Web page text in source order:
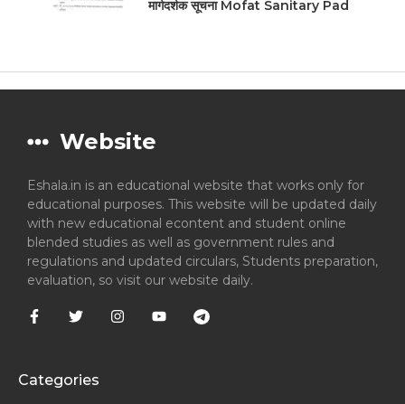
मार्गदर्शक सूचना Mofat Sanitary Pad
Website
Eshala.in is an educational website that works only for
educational purposes. This website will be updated daily
with new educational econtent and student online
blended studies as well as government rules and
regulations and updated circulars, Students preparation,
evaluation, so visit our website daily.
Categories